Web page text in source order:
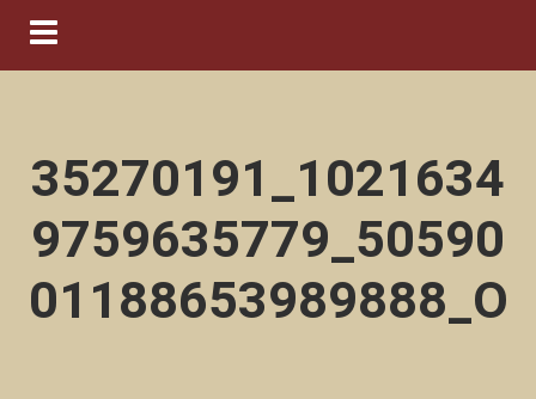
Navigation ein-/ausblenden
35270191_1021634
9759635779_50590
01188653989888_O